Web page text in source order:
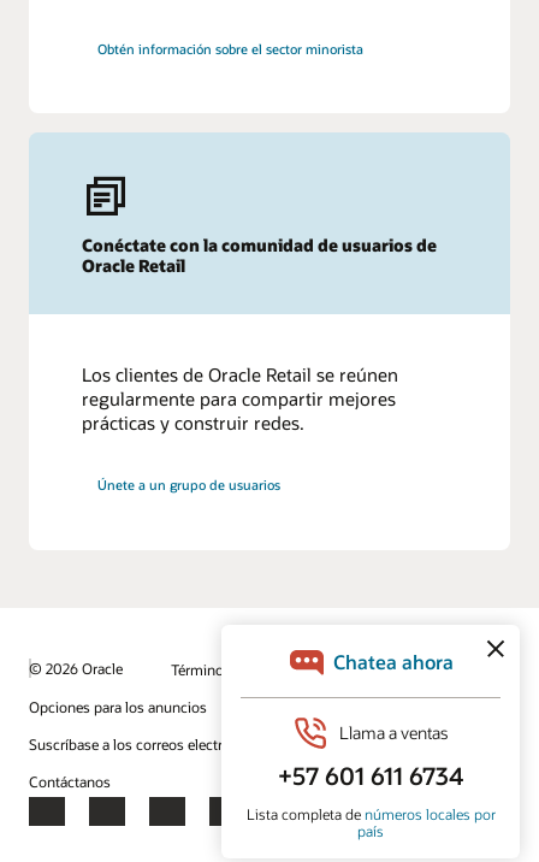
Obtén información sobre el sector minorista
Conéctate con la comunidad de usuarios de
Oracle Retail
Los clientes de Oracle Retail se reúnen
regularmente para compartir mejores
prácticas y construir redes.
Únete a un grupo de usuarios
© 2026 Oracle
Términos de uso y privacidad
Opciones para los anuncios
Suscríbase a los correos electrónicos
Línea de ayuda de integridad
Contáctanos
Facebook
X LinkedInYouTubeInstagram